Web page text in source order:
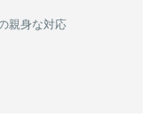
親身な対応